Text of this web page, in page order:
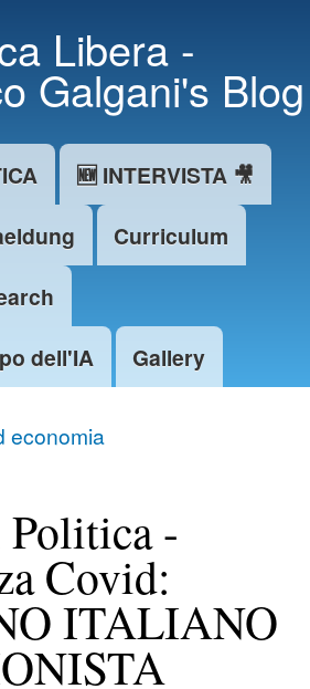
Libera -
Galgani's Blog
🆕 INTERVISTA 🎥
Curriculum
dell'IA
Gallery
economia
-
Covid:
ITALIANO